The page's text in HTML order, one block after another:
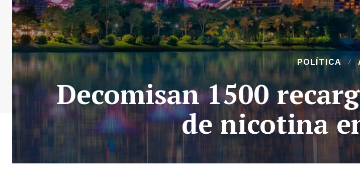
POLÍTICA
Decomisan 1500
de nicotina